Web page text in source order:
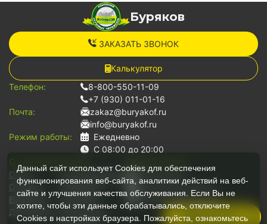
Позвонить
Буряков
ЗАКАЗАТЬ ЗВОНОК
Калькулятор
Телефон:
8-800-550-11-09
+7 (930) 011-01-16
Почта:
zakaz@buryakof.ru
info@buryakof.ru
Режим работы:
Ежедневно
С 08:00 до 20:00
О компании:
О нас
Отзывы
Вакансии
Документы
Грузоперевозки
Переезды
Грузчики
Для юр.лиц
Наличными
Банковской картой
Безналичный расчет
Данный сайт использует Cookies для обеспечения
функционирования веб-сайта, аналитики действий на веб-
сайте и улучшения качества обслуживания. Если Вы не
хотите, чтобы эти данные обрабатывались, отключите
Cookies в настройках браузера. Пожалуйста, ознакомьтесь